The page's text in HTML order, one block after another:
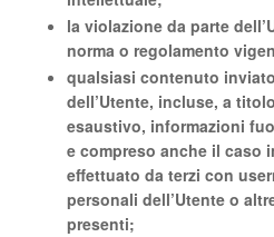
la violazione da parte
norma o regolamento
qualsiasi contenuto
dell’Utente, incluse, a
esaustivo, informazioni
e compreso anche il caso
effettuato da terzi con
personali dell’Utente o
presenti;